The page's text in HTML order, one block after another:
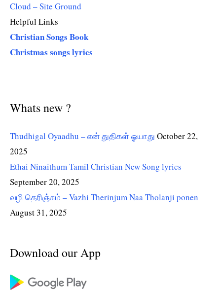
Cloud – Site Ground
Helpful Links
Christian Songs Book
Christmas songs lyrics
Whats new ?
Thudhigal Oyaadhu – என் துதிகள் ஓயாது October 22,
2025
Ethai Ninaithum Tamil Christian New Song lyrics
September 20, 2025
வழி தெரிஞ்சும் – Vazhi Therinjum Naa Tholanji ponen
August 31, 2025
Download our App